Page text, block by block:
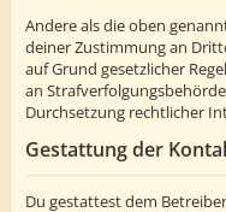
Andere als die oben
deiner Zustimmung an
auf Grund gesetzlicher
an
Durchsetzung rechtlicher
Gestattung der
Du gestattest dem